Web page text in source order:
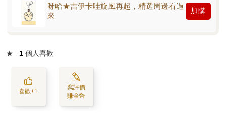
呀哈★吉伊卡哇旋風再起，精選周邊看過
來
加購
★ 1 個人喜歡
喜歡+1
寫評價
賺金幣